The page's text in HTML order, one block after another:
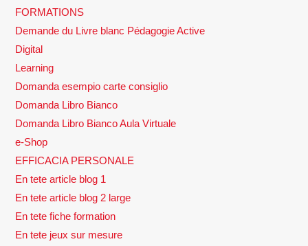
FORMATIONS
Demande du Livre blanc Pédagogie Active
Digital
Learning
Domanda esempio carte consiglio
Domanda Libro Bianco
Domanda Libro Bianco Aula Virtuale
e-Shop
EFFICACIA PERSONALE
En tete article blog 1
En tete article blog 2 large
En tete fiche formation
En tete jeux sur mesure